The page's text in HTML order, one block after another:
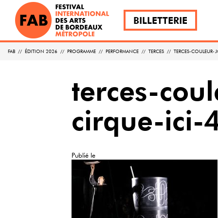
BILLETTERIE
FAB // ÉDITION 2026 // PROGRAMME // PERFORMANCE // TERCES // TERCES-
terces-
cirque-ici-
Publié le